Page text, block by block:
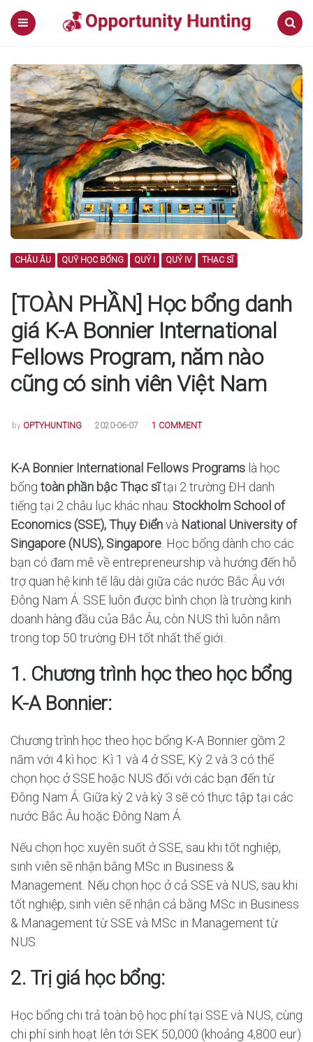
CHÂU ÂU QUỸ HỌC BỔNG QUÝ I QUÝ IV THẠC SĨ
[TOÀN PHẦN] Học bổng danh
giá K-A Bonnier International
Fellows Program, năm nào
cũng có sinh viên Việt Nam
POSTED
by OPTYHUNTING 2020-06-07 1 COMMENT
K-A Bonnier International Fellows Programs là học
bổng toàn phần bậc Thạc sĩtại 2 trường ĐH danh
tiếng tại 2 châu lục khác nhau: Stockholm School of
Economics (SSE), Thụy Điểnvà National University of
Singapore (NUS), Singapore . Học bổng dành cho các
bạn có đam mê về entrepreneurship và hướng đến hỗ
trợ quan hệ kinh tế lâu dài giữa các nước Bắc Âu với
Đông Nam Á. SSE luôn được bình chọn là trường kinh
doanh hàng đầu của Bắc Âu, còn NUS thì luôn nằm
trong top 50 trường ĐH tốt nhất thế giới.
1. Chương trình học theo học bổng
K-A Bonnier:
Chương trình học theo học bổng K-A Bonnier gồm 2
năm với 4 kì học: Kì 1 và 4 ở SSE, Kỳ 2 và 3 có thể
chọn học ở SSE hoặc NUS đối với các bạn đến từ
Đông Nam Á. Giữa kỳ 2 và kỳ 3 sẽ có thực tập tại các
nước Bắc Âu hoặc Đông Nam Á.
Nếu chọn học xuyên suốt ở SSE, sau khi tốt nghiệp,
sinh viên sẽ nhận bằng MSc in Business &
Management. Nếu chọn học ở cả SSE và NUS, sau khi
tốt nghiệp, sinh viên sẽ nhận cả bằng MSc in Business
& Management từ SSE và MSc in Management từ
NUS.
2. Trị giá học bổng:
Học bổng chi trả toàn bộ học phí tại SSE và NUS, cùng
chi phí sinh hoạt lên tới SEK 50,000 (khoảng 4,800 eur)